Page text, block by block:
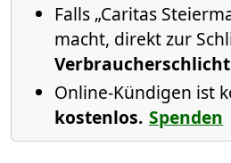
Falls „Caritas
macht, direkt zur
Online-Kündigen ist
kostenlos. Spenden